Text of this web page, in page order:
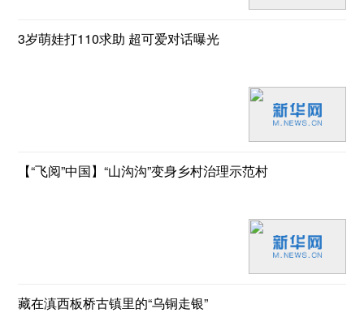
3岁萌娃打110求助 超可爱对话曝光
【“飞阅”中国】“山沟沟”变身乡村治理示范村
藏在滇西板桥古镇里的“乌铜走银”